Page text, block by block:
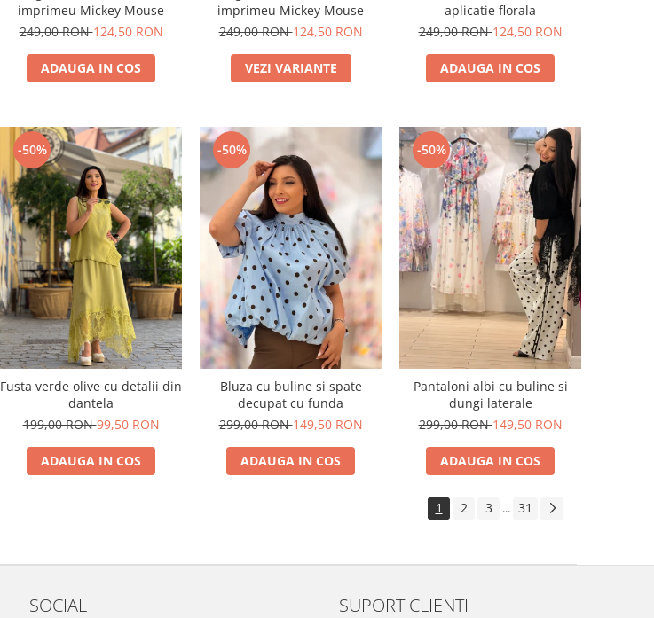
imprimeu Mickey Mouse
249,00 RON124,50 RON
ADAUGA IN COS
imprimeu Mickey Mouse
249,00 RON124,50 RON
VEZI VARIANTE
aplicatie florala
249,00 RON124,50 RON
ADAUGA IN COS
-50%
Fusta verde olive cu detalii din
dantela
199,00 RON99,50 RON
ADAUGA IN COS
-50%
Bluza cu buline si spate
decupat cu funda
299,00 RON149,50 RON
ADAUGA IN COS
-50%
Pantaloni albi cu buline si
dungi laterale
299,00 RON149,50 RON
ADAUGA IN COS
1 2 3 ... 31
SOCIAL SUPORT CLIENTI